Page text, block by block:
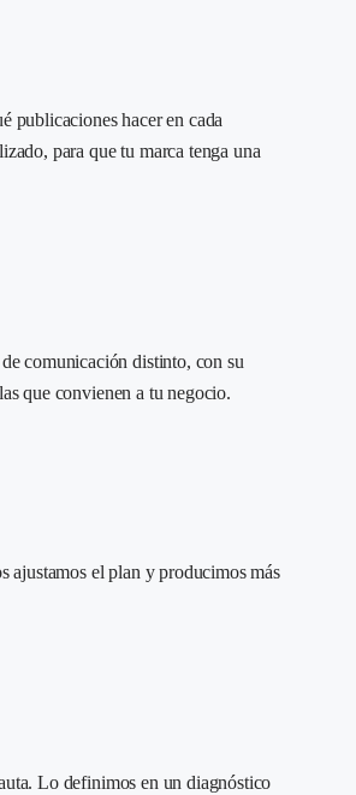
publicaciones hacer en cada
para que tu marca tenga una
comunicación distinto, con su
que convienen a tu negocio.
ajustamos el plan y producimos más
Lo definimos en un diagnóstico